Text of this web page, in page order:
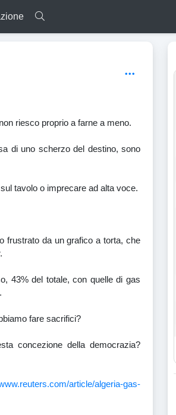
riesco proprio a farne a meno.
di uno scherzo del destino, sono
tavolo o imprecare ad alta voce.
frustrato da un grafico a torta, che
43% del totale, con quelle di gas
fare sacrifici?
concezione della democrazia?
article/algeria-gas-